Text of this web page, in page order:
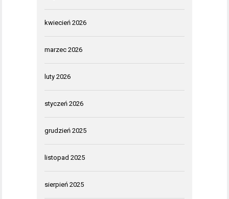
kwiecień 2026
marzec 2026
luty 2026
styczeń 2026
grudzień 2025
listopad 2025
sierpień 2025